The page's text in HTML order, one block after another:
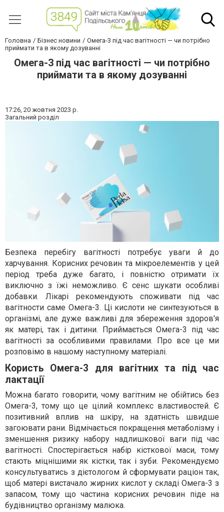
Головна Бізнес новини
Омега-3 під час вагітності — чи потрібно
приймати та в якому дозуванні
Омега-3 під час вагітності — чи потрібно
приймати та в якому дозуванні
17:26, 20 жовтня 2023 р.
Загальний розділ
Безпека перебігу вагітності потребує уваги й до
харчування. Корисних речовин та мікроелементів у цей
період треба дуже багато, і повністю отримати їх
виключно з їжі неможливо. Є сенс шукати особливі
добавки. Лікарі рекомендують споживати під час
вагітности саме Омега-3. Ці кислоти не синтезуються в
організмі, але дуже важливі для збереження здоров'я
як матері, так і дитини. Приймається Омега-3 під час
вагітності за особливими правилами. Про все це ми
розповімо в нашому наступному матеріалі.
Користь Омега-3 для вагітних та під час
лактації
Можна багато говорити, чому вагітним не обійтись без
Омега-3, тому що це цілий комплекс властивостей. Є
позитивний вплив на шкіру, на здатність швидше
загоювати рани. Відмічається покращення метаболізму і
зменшення ризику набору надлишкової ваги під час
вагітності. Спостерігається набір кісткової маси, тому
стають міцнішими як кістки, так і зуби. Рекомендуємо
консультуватись з дієтологом й сформувати раціон так,
щоб матері вистачало жирних кислот у складі Омега-3 з
запасом, тому що частина корисних речовин піде на
будівництво організму малюка.